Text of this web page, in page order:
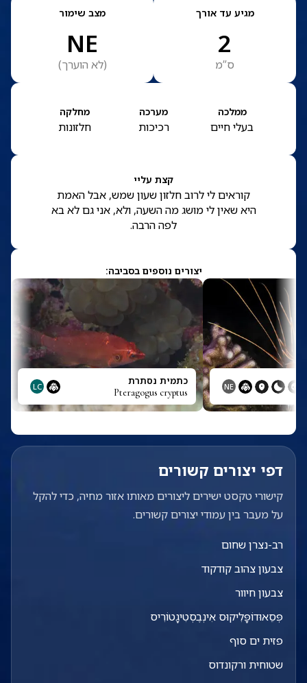
מגיע עד אורך
2
ס”מ
מצב שימור
NE
(לא הוערך)
ממלכה
בעלי חיים
מערכה
רכיכות
מחלקה
חלזונות
קצת עליי
קוראים לי לרוב חלזון שעון שמש, אבל האמת
היא שאין לי מושג מה השעה, ולא, אני גם לא בא
לפה הרבה.
יצורים נוספים בסביבה:
NE כתמית נסתרת
Pteragogus cryptus
LC
דפי יצורים קשורים
קישורי טקסט ישירים ליצורים מאותו אזור מחיה, כדי להקל
על מעבר בין עמודי יצורים קשורים.
רב-נצרן שחום
צבעון צהוב קודקוד
צבעון חיוור
פְּסֵאוּדוֹפָּלִיקוּס אִינְבֶסְטִיגָטוֹרִיס
פזית ים סוף
שטוחית ורקונדוס